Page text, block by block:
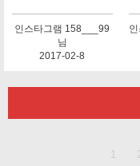
인스타그램 158___99
님
2017-02-8
1